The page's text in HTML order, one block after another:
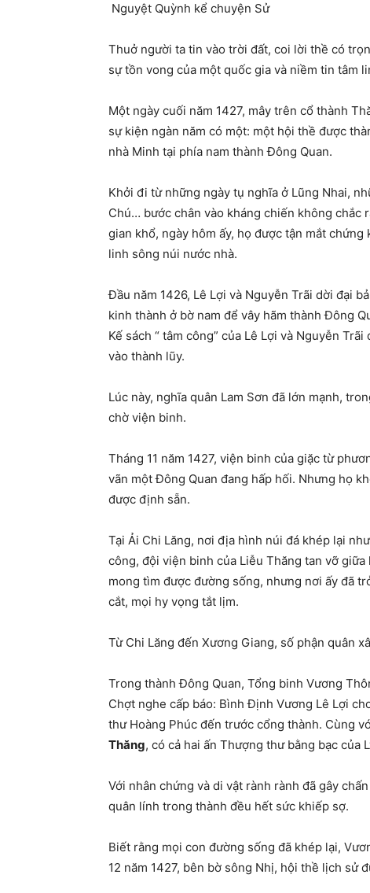
Nguyệt Quỳnh kể chuyện Sử
Thuở người ta tin vào trời đất, coi lời thề có
sự tồn vong của một quốc gia và niềm tin tâm
Một ngày cuối năm 1427, mây trên cổ thành
sự kiện ngàn năm có một: một hội thề được
nhà Minh tại phía nam thành Đông Quan.
Khởi đi từ những ngày tụ nghĩa ở Lũng Nhai,
Chú… bước chân vào kháng chiến không chắc
gian khổ, ngày hôm ấy, họ được tận mắt
linh sông núi nước nhà.
Đầu năm 1426, Lê Lợi và Nguyễn Trãi dời đại
kinh thành ở bờ nam để vây hãm thành Đông
Kế sách “ tâm công” của Lê Lợi và Nguyễn
vào thành lũy.
Lúc này, nghĩa quân Lam Sơn đã lớn mạnh,
chờ viện binh.
Tháng 11 năm 1427, viện binh của giặc từ
vãn một Đông Quan đang hấp hối. Nhưng họ
được định sẵn.
Tại Ải Chi Lăng, nơi địa hình núi đá khép lại
công, đội viện binh của Liễu Thăng tan vỡ
mong tìm được đường sống, nhưng nơi ấy đã
cắt, mọi hy vọng tắt lịm.
Từ Chi Lăng đến Xương Giang, số phận quân
Trong thành Đông Quan, Tổng binh Vương
Chợt nghe cấp báo: Bình Định Vương Lê Lợi
thư Hoàng Phúc đến trước cổng thành. Cùng
Thăng, có cả hai ấn Thượng thư bằng bạc của
Với nhân chứng và di vật rành rành đã gây
quân lính trong thành đều hết sức khiếp sợ.
Biết rằng mọi con đường sống đã khép lại,
12 năm 1427, bên bờ sông Nhị, hội thề lịch sử